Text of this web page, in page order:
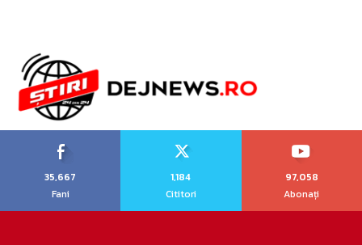
35,667
Fani
1,184
Cititori
97,058
Abonați